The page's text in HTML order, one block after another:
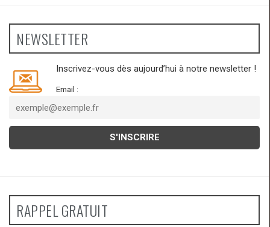
NEWSLETTER
Inscrivez-vous dès aujourd’hui à notre newsletter !
Email :
RAPPEL GRATUIT